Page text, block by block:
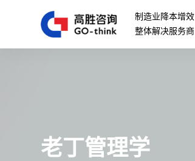
制造业降本增效
整体解决服务商
老丁管理学